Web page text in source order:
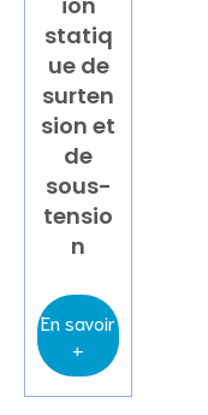
statiq
ue de
surten
sion et
de
sous-
tensio
n
En savoir
+